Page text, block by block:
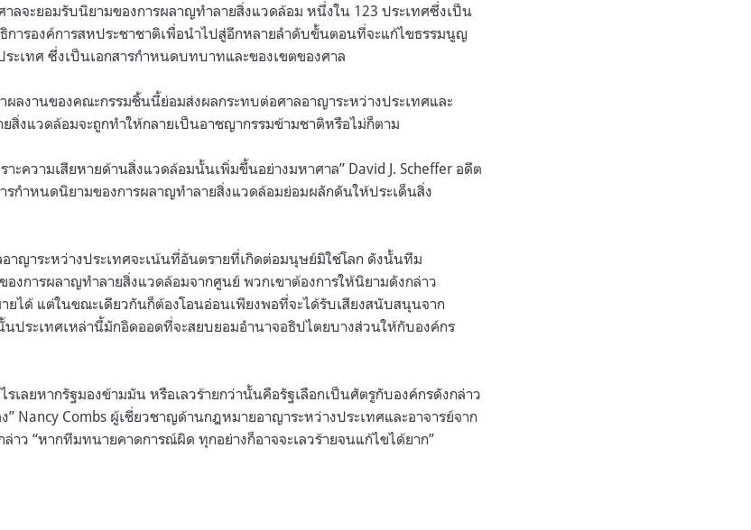
าลจะยอมรับนิยามของการผลาญทำลายสิ่งแวดล้อม หนึ่งใน 123 ประเทศซึ่งเป็น
การองค์การสหประชาชาติเพื่อนำไปสู่อีกหลายลำดับขั้นตอนที่จะแก้ไขธรรมนูญ
ระเทศ ซึ่งเป็นเอกสารกำหนดบทบาทและของเขตของศาล
ลงานของคณะกรรมชิ้นนี้ย่อมส่งผลกระทบต่อศาลอาญาระหว่างประเทศและ
สิ่งแวดล้อมจะถูกทำให้กลายเป็นอาชญากรรมข้ามชาติหรือไม่ก็ตาม
าะความเสียหายด้านสิ่งแวดล้อมนั้นเพิ่มขึ้นอย่างมหาศาล” David J. Scheffer อดีต
รกำหนดนิยามของการผลาญทำลายสิ่งแวดล้อมย่อมผลักดันให้ประเด็นสิ่ง
าญาระหว่างประเทศจะเน้นที่อันตรายที่เกิดต่อมนุษย์มิใช่โลก ดังนั้นทีม
องการผลาญทำลายสิ่งแวดล้อมจากศูนย์ พวกเขาต้องการให้นิยามดังกล่าว
ยได้ แต่ในขณะเดียวกันก็ต้องโอนอ่อนเพียงพอที่จะได้รับเสียงสนับสนุนจาก
นประเทศเหล่านี้มักอิดออดที่จะสยบยอมอำนาจอธิปไตยบางส่วนให้กับองค์กร
เลยหากรัฐมองข้ามมัน หรือเลวร้ายกว่านั้นคือรัฐเลือกเป็นศัตรูกับองค์กรดังกล่าว
” Nancy Combs ผู้เชี่ยวชาญด้านกฎหมายอาญาระหว่างประเทศและอาจารย์จาก
ล่าว “หากทีมทนายคาดการณ์ผิด ทุกอย่างก็อาจจะเลวร้ายจนแก้ไขได้ยาก”